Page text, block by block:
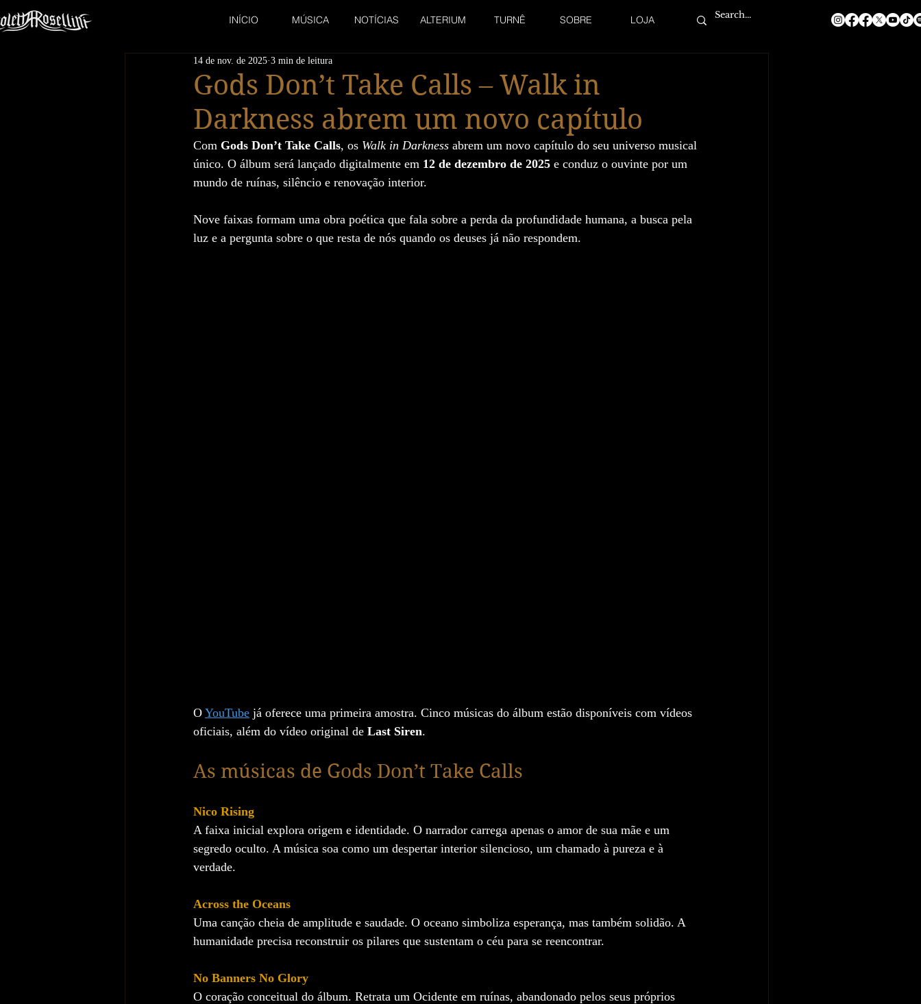
INÍCIO MÚSICA NOTÍCIAS ALTERIUM TURNÊ SOBRE LOJA
Gods Don’t Take Calls – Walk in
Darkness abrem um novo capítulo
14 de nov. de 2025 3 min de leitura
Com Gods Don’t Take Calls, os Walk in Darkness abrem um novo capítulo do seu universo musical
único. O álbum será lançado digitalmente em 12 de dezembro de 2025 e conduz o ouvinte por um
mundo de ruínas, silêncio e renovação interior.
Nove faixas formam uma obra poética que fala sobre a perda da profundidade humana, a busca pela
luz e a pergunta sobre o que resta de nós quando os deuses já não respondem.
O YouTube já oferece uma primeira amostra. Cinco músicas do álbum estão disponíveis com vídeos
oficiais, além do vídeo original de Last Siren.
As músicas de Gods Don’t Take Calls
Nico Rising
A faixa inicial explora origem e identidade. O narrador carrega apenas o amor de sua mãe e um
segredo oculto. A música soa como um despertar interior silencioso, um chamado à pureza e à
verdade.
Across the Oceans
Uma canção cheia de amplitude e saudade. O oceano simboliza esperança, mas também solidão. A
humanidade precisa reconstruir os pilares que sustentam o céu para se reencontrar.
No Banners No Glory
O coração conceitual do álbum. Retrata um Ocidente em ruínas, abandonado pelos seus próprios